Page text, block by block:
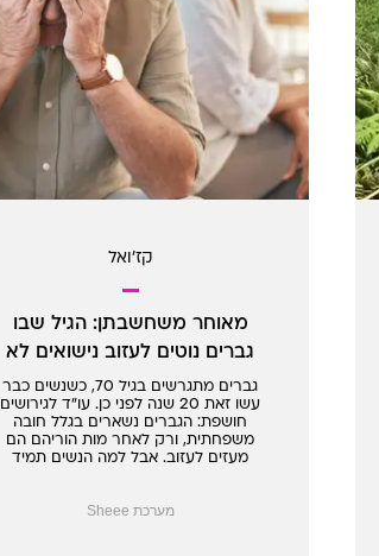
קז'ואל
מאוחר משחשבתן: הגיל שבו
גברים נוטים לעזוב נישואים לא
מאושריםגברים מתגרשים בגיל 70, כשנשים כבר
עשו זאת 20 שנה לפני כן. עו"ד לגירושים
חושפת: הגברים נשארים בגלל חובה
משפחתית, ורק לאחר מות הוריהם הם
מעזים לעזוב. אבל למה הנשים תמיד
מערכת Sheee